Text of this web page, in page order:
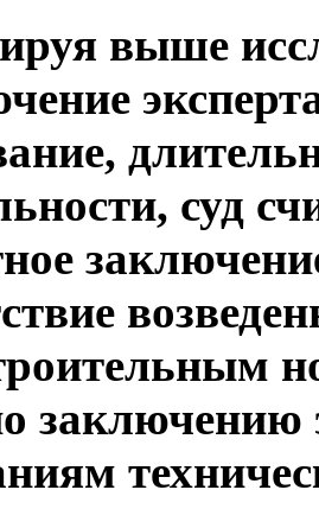
выше
суд
заключению